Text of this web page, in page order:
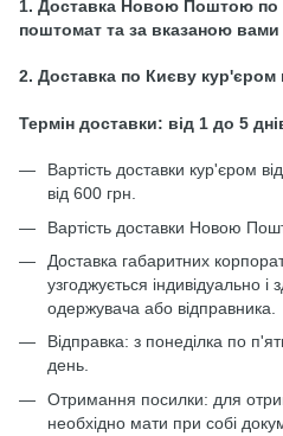
1. Доставка Новою Поштою по
поштомат та за вказаною
2. Доставка по Києву кур'єром
Термін доставки: від 1 до 5
Вартість доставки кур'єром
від 600 грн.
Вартість доставки Новою
Доставка габаритних
узгоджується індивідуально і
одержувача або відправника.
Відправка: з понеділка по
день.
Отримання посилки: для
необхідно мати при собі